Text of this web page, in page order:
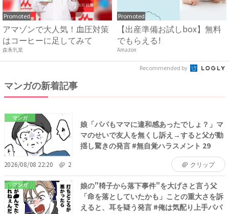
Promoted
アマゾンで大人気！血圧対策
はコーヒーに足してみて
森永乳業
Promoted
【出産準備お試しbox】無料
でもらえる!
Amazon
Recommended by
マンガの新着記事
マンガ
娘「パパもママに違和感あったでしょ？」マ
マのせいで友人を無くし訴え→すると父が動
揺し驚きの発言 #無自覚ハラスメント 29
2026/08/08 22:20 2 クリップ
マンガ
娘の"椅子から落下事件"を大げさと言う父
「命を落としていたかも」ことの重大さを訴
えると、耳を疑う発言 #俺は気配り上手パパ